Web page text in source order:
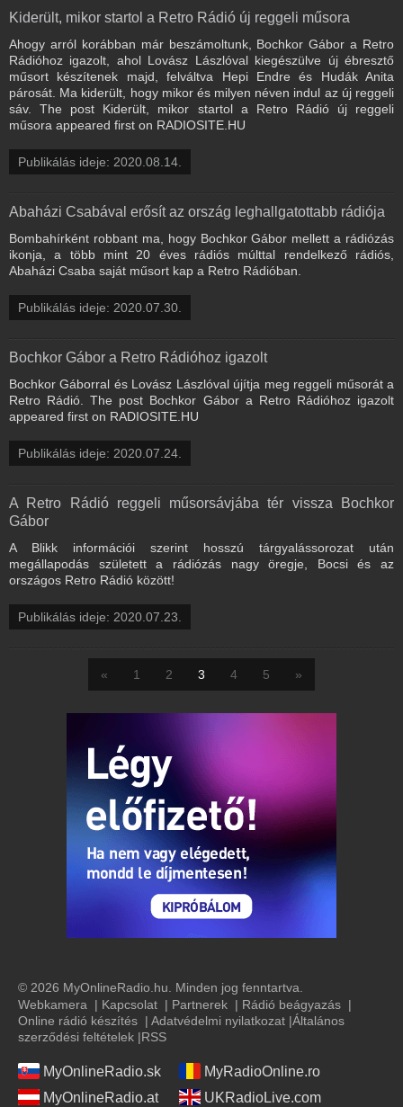
Kiderült, mikor startol a Retro Rádió új reggeli műsora
Ahogy arról korábban már beszámoltunk, Bochkor Gábor a Retro
Rádióhoz igazolt, ahol Lovász Lászlóval kiegészülve új ébresztő
műsort készítenek majd, felváltva Hepi Endre és Hudák Anita
párosát. Ma kiderült, hogy mikor és milyen néven indul az új reggeli
sáv. The post Kiderült, mikor startol a Retro Rádió új reggeli
műsora appeared first on RADIOSITE.HU
Publikálás ideje: 2020.08.14.
Abaházi Csabával erősít az ország leghallgatottabb rádiója
Bombahírként robbant ma, hogy Bochkor Gábor mellett a rádiózás
ikonja, a több mint 20 éves rádiós múlttal rendelkező rádiós,
Abaházi Csaba saját műsort kap a Retro Rádióban.
Publikálás ideje: 2020.07.30.
Bochkor Gábor a Retro Rádióhoz igazolt
Bochkor Gáborral és Lovász Lászlóval újítja meg reggeli műsorát a
Retro Rádió. The post Bochkor Gábor a Retro Rádióhoz igazolt
appeared first on RADIOSITE.HU
Publikálás ideje: 2020.07.24.
A Retro Rádió reggeli műsorsávjába tér vissza Bochkor
Gábor
A Blikk információi szerint hosszú tárgyalássorozat után
megállapodás született a rádiózás nagy öregje, Bocsi és az
országos Retro Rádió között!
Publikálás ideje: 2020.07.23.
« 1 2 3 4 5 »
© 2026 MyOnlineRadio.hu. Minden jog fenntartva.
Webkamera | Kapcsolat | Partnerek | Rádió beágyazás |
Online rádió készítés | Adatvédelmi nyilatkozat |Általános
szerződési feltételek |RSS
MyOnlineRadio.sk
MyRadioOnline.ro
MyOnlineRadio.at
UKRadioLive.com